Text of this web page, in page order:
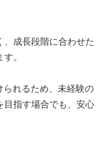
成長段階に合わせた
。
れるため、未経験の
目指す場合でも、安心